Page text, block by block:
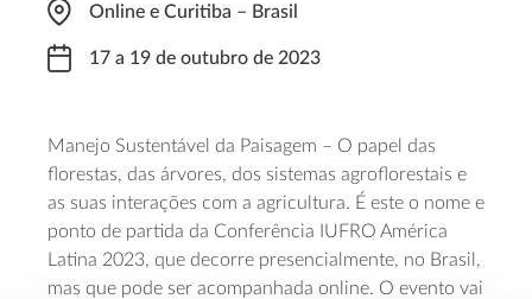
Online e Curitiba – Brasil
17 a 19 de outubro de 2023
Manejo Sustentável da Paisagem – O papel das
florestas, das árvores, dos sistemas agroflorestais e
as suas interações com a agricultura. É este o nome e
ponto de partida da Conferência IUFRO América
Latina 2023, que decorre presencialmente, no Brasil,
mas que pode ser acompanhada online. O evento vai